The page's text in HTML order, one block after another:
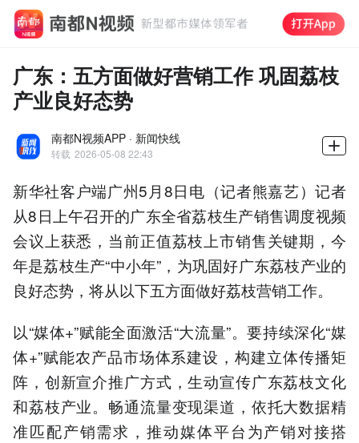
广东：五方面做好营销工作 巩固荔枝
产业良好态势
南都N视频APP · 新闻快线
转载 2026-05-08 22:43
新华社客户端广州5月8日电（记者熊嘉艺）记者
从8日上午召开的广东全省荔枝生产销售调度视频
会议上获悉，当前正值荔枝上市销售关键期，今
年是荔枝生产“中小年”，为巩固好广东荔枝产业的
良好态势，将从以下五方面做好荔枝营销工作。
以“媒体+”赋能全面激活“大流量”。要持续深化“媒
体+”赋能农产品市场体系建设，构建立体传播矩
阵，创新宣介推广方式，生动宣传广东荔枝文化
和荔枝产业。畅通流量变现渠道，依托大数据精
准匹配产销需求，推动媒体平台为产销对接搭